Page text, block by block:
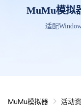
MuMu模拟
适配
MuMu模拟器 活动